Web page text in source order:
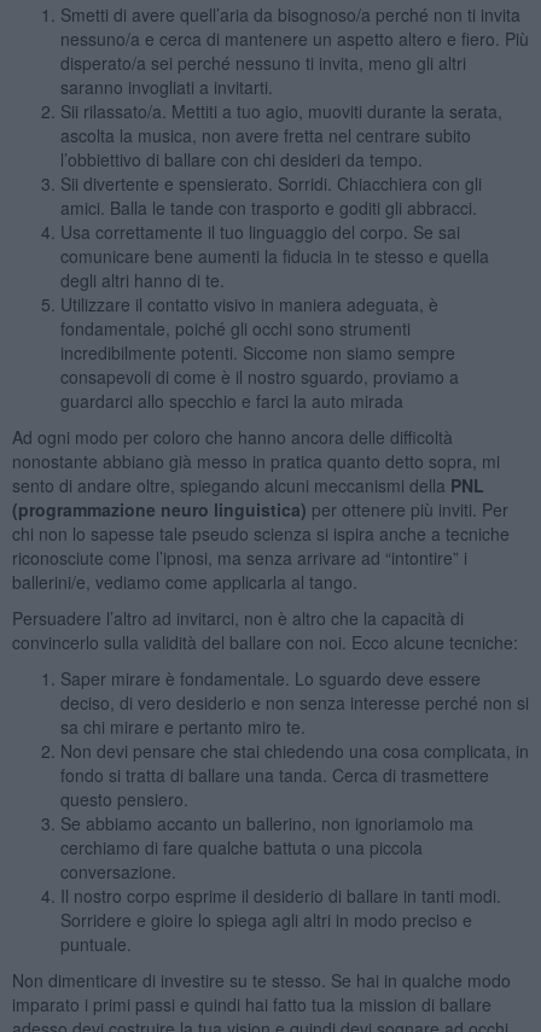
Smetti di avere quell’aria da bisognoso/a perché non ti invita
nessuno/a e cerca di mantenere un aspetto altero e fiero. Più
disperato/a sei perché nessuno ti invita, meno gli altri
saranno invogliati a invitarti.
Sii rilassato/a. Mettiti a tuo agio, muoviti durante la serata,
ascolta la musica, non avere fretta nel centrare subito
l’obbiettivo di ballare con chi desideri da tempo.
Sii divertente e spensierato. Sorridi. Chiacchiera con gli
amici. Balla le tande con trasporto e goditi gli abbracci.
Usa correttamente il tuo linguaggio del corpo. Se sai
comunicare bene aumenti la fiducia in te stesso e quella
degli altri hanno di te.
Utilizzare il contatto visivo in maniera adeguata, è
fondamentale, poiché gli occhi sono strumenti
incredibilmente potenti. Siccome non siamo sempre
consapevoli di come è il nostro sguardo, proviamo a
guardarci allo specchio e farci la auto mirada
Ad ogni modo per coloro che hanno ancora delle difficoltà
nonostante abbiano già messo in pratica quanto detto sopra, mi
sento di andare oltre, spiegando alcuni meccanismi della PNL
(programmazione neuro linguistica) per ottenere più inviti. Per
chi non lo sapesse tale pseudo scienza si ispira anche a tecniche
riconosciute come l’ipnosi, ma senza arrivare ad “intontire” i
ballerini/e, vediamo come applicarla al tango.
Persuadere l’altro ad invitarci, non è altro che la capacità di
convincerlo sulla validità del ballare con noi. Ecco alcune tecniche:
Saper mirare è fondamentale. Lo sguardo deve essere
deciso, di vero desiderio e non senza interesse perché non si
sa chi mirare e pertanto miro te.
Non devi pensare che stai chiedendo una cosa complicata, in
fondo si tratta di ballare una tanda. Cerca di trasmettere
questo pensiero.
Se abbiamo accanto un ballerino, non ignoriamolo ma
cerchiamo di fare qualche battuta o una piccola
conversazione.
Il nostro corpo esprime il desiderio di ballare in tanti modi.
Sorridere e gioire lo spiega agli altri in modo preciso e
puntuale.
Non dimenticare di investire su te stesso. Se hai in qualche modo
imparato i primi passi e quindi hai fatto tua la mission di ballare